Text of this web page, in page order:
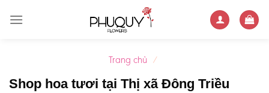
Trang chủ /
Shop hoa tươi tại Thị xã Đông Triều